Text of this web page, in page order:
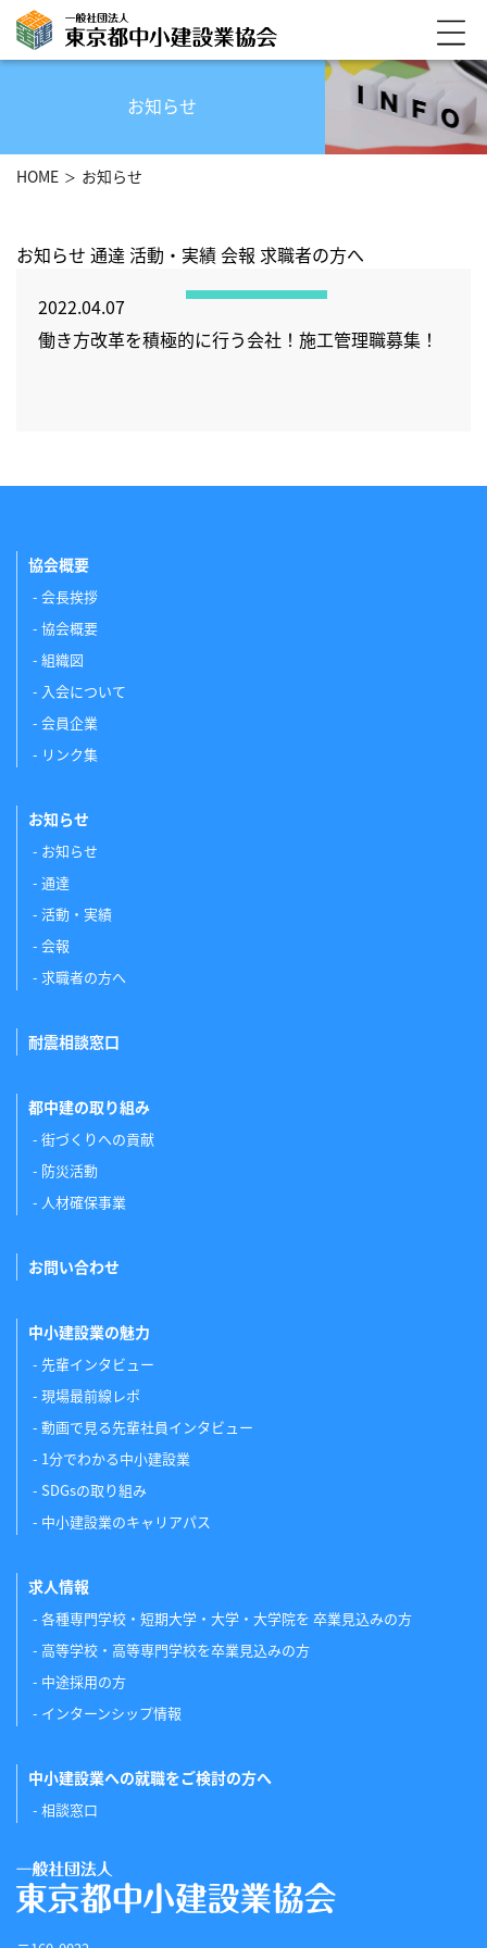
お知らせ
HOME お知らせ
お知らせ 通達 活動・実績会報 求職者の方へ
2022.04.07
働き方改革を積極的に行う会社！施工管理職募集！
協会概要
会長挨拶
協会概要
組織図
入会について
会員企業
リンク集
お知らせ
お知らせ
通達
活動・実績
会報
求職者の方へ
耐震相談窓口
都中建の取り組み
街づくりへの貢献
防災活動
人材確保事業
お問い合わせ
中小建設業の魅力
先輩インタビュー
現場最前線レポ
動画で見る先輩社員インタビュー
1分でわかる中小建設業
SDGsの取り組み
中小建設業のキャリアパス
求人情報
各種専門学校・短期大学・大学・大学院を 卒業見込みの方
高等学校・高等専門学校を卒業見込みの方
中途採用の方
インターンシップ情報
中小建設業への就職をご検討の方へ
相談窓口